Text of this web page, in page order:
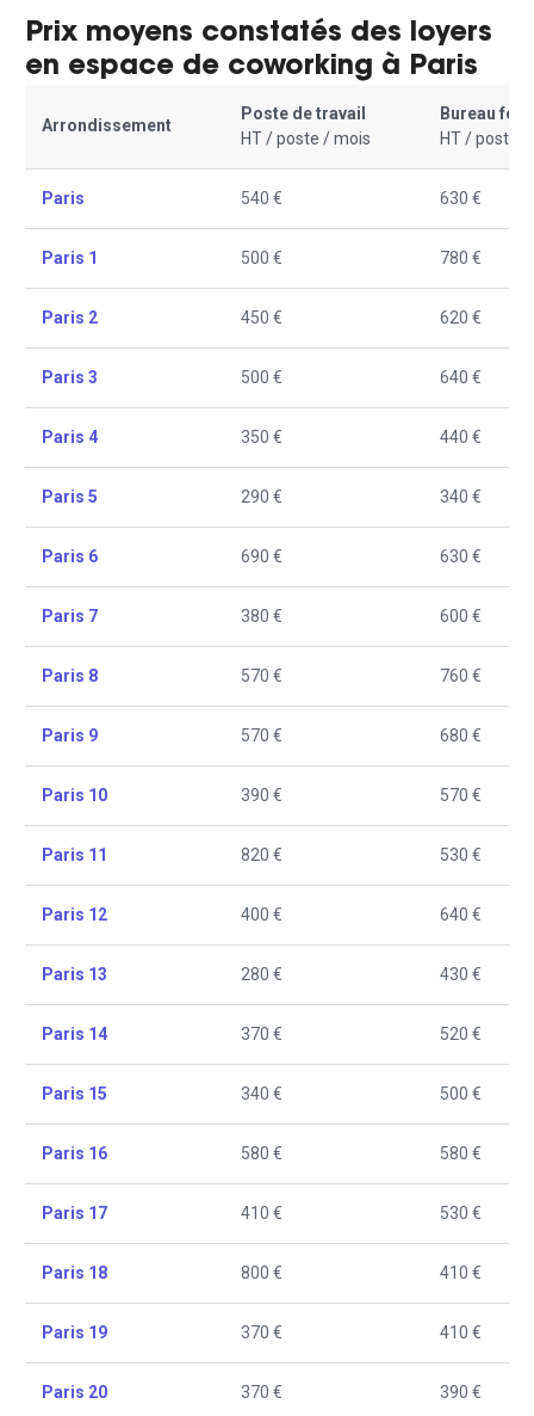
Prix moyens constatés des loyers
en espace de coworking à Paris
Arrondissement
Poste de travail
HT / poste / mois
Bureau
HT / poste /
Paris 540 € 630 €
Paris 1 500 € 780 €
Paris 2 450 € 620 €
Paris 3 500 € 640 €
Paris 4 350 € 440 €
Paris 5 290 € 340 €
Paris 6 690 € 630 €
Paris 7 380 € 600 €
Paris 8 570 € 760 €
Paris 9 570 € 680 €
Paris 10 390 € 570 €
Paris 11 820 € 530 €
Paris 12 400 € 640 €
Paris 13 280 € 430 €
Paris 14 370 € 520 €
Paris 15 340 € 500 €
Paris 16 580 € 580 €
Paris 17 410 € 530 €
Paris 18 800 € 410 €
Paris 19 370 € 410 €
Paris 20 370 € 390 €